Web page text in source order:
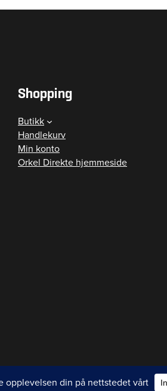
Shopping
Butikk
Handlekurv
Min konto
Orkel Direkte hjemmeside